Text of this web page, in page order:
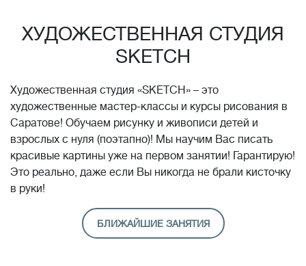
стоимость обучения!*
ХУДОЖЕСТВЕННАЯ СТУДИЯ
SKETCH
Художественная студия «SKETCH» – это
художественные мастер-классы и курсы рисования в
Саратове! Обучаем рисунку и живописи детей и
взрослых с нуля (поэтапно)! Мы научим Вас писать
красивые картины уже на первом занятии! Гарантирую!
Это реально, даже если Вы никогда не брали кисточку
в руки!
БЛИЖАЙШИЕ ЗАНЯТИЯ